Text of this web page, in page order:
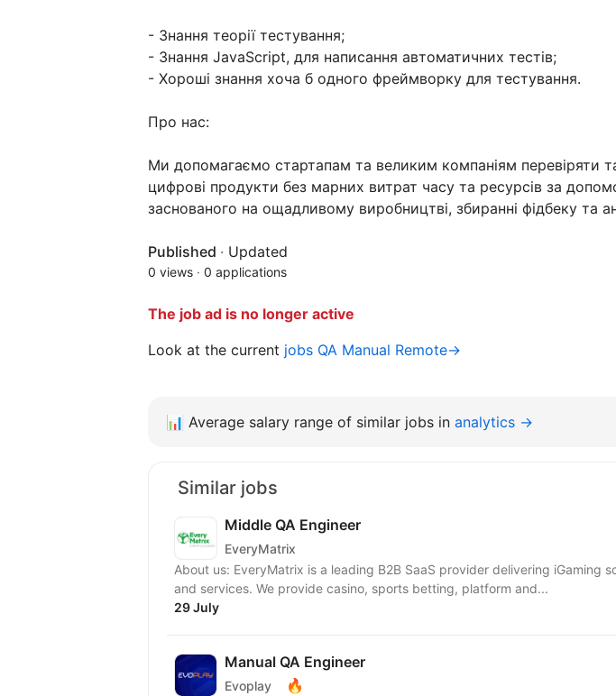
- Знання теорії тестування;
- Знання JavaScript, для написання автоматичних тестів;
- Хороші знання хоча б одного фреймворку для тестування.
Про нас:
Ми допомагаємо стартапам та великим компаніям перевіряти
цифрові продукти без марних витрат часу та ресурсів за
заснованого на ощадливому виробництві, збиранні фідбеку та
Published · Updated
0 views · 0 applications
The job ad is no longer active
Look at the current jobs QA Manual Remote→
📊 Average salary range of similar jobs in analytics →
Similar jobs
Middle QA Engineer
EveryMatrix
About us: EveryMatrix is a leading B2B SaaS provider delivering iGaming
and services. We provide casino, sports betting, platform and...
29 July
Manual QA Engineer
Evoplay 🔥